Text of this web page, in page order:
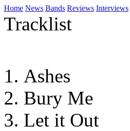
Home News Bands Reviews Interviews
Tracklist
Ashes
Bury Me
Let it Out